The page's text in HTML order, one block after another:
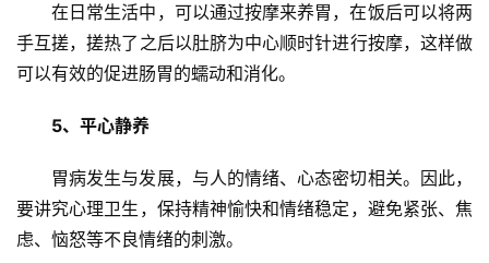
I
科
技
金
融
在日常生活中，可以通过按摩来养胃，在饭后可以将两
手互搓，搓热了之后以肚脐为中心顺时针进行按摩，这样做
可以有效的促进肠胃的蠕动和消化。
5、平心静养
胃病发生与发展，与人的情绪、心态密切相关。因此，
要讲究心理卫生，保持精神愉快和情绪稳定，避免紧张、焦
虑、恼怒等不良情绪的刺激。